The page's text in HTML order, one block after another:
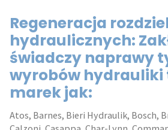
Regeneracja
hydraulicznych:
świadczy naprawy
wyrobów hydrauliki
marek jak:
Atos, Barnes, Bieri Hydraulik, Bosch,